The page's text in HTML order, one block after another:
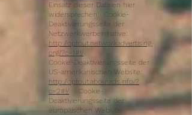
Einsatz dieser Dateien hier
widersprechen: Cookie-
Deaktivierungsseite der
Netzwerkwerbeinitiative:
http://optout.networkadvertising.
org/?c=1#!/
Cookie-Deaktivierungsseite der
US-amerikanischen Website:
http://optout.aboutads.info/?
c=2#!/ Cookie-
Deaktivierungsseite der
europäischen Website: